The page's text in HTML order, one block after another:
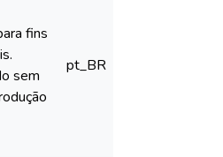
fins
sem
pt_BR